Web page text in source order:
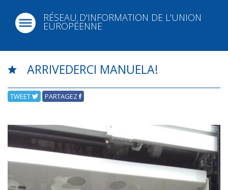
RÉSEAU D'INFORMATION DE L'UNION
EUROPÉENNE
ARRIVEDERCI MANUELA!
TWEET PARTAGEZ